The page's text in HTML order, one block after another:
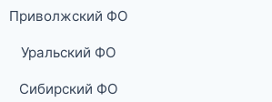
Приволжский ФО
Уральский ФО
Сибирский ФО